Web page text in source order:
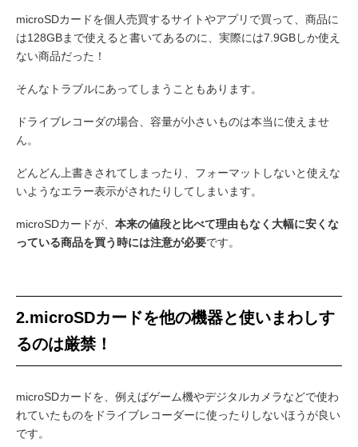
microSDカードを個人売買するサイトやアプリで買って、商品に
は128GBまで使えると書いてあるのに、実際には7.9GBしか使え
ない商品だった！
そんなトラブルにあってしまうこともあります。
ドライブレコーダの場合、容量が小さいものは本当に使えませ
ん。
どんどん上書きされてしまったり、フォーマットしないと使えな
いようなエラー表示がされたりしてしまいます。
microSDカードが、 本来の値段と比べて理由もなく大幅に安くな
っている商品を買う時には注意が必要です。
2.microSDカードを他の機器と使いまわしす
るのは厳禁！
microSDカードを、例えばゲーム機やデジタルカメラなどで使わ
れていたものをドライブレコーダーに使ったりしないほうが良い
です。